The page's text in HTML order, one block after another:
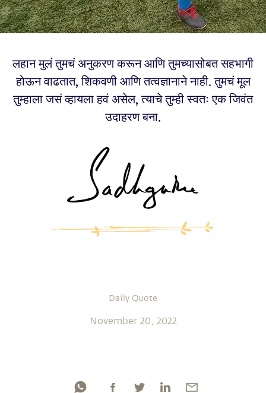
लहान मुलं तुमचं अनुकरण करून आणि तुमच्यासोबत सहभागी
होऊन वाढतात, शिकवणी आणि तत्वज्ञानाने नाही. तुमचं मूल
तुम्हाला जसं व्हायला हवं असेल, त्याचे तुम्ही स्वतः एक जिवंत
उदाहरण बना.
Daily Quote
November 20, 2022